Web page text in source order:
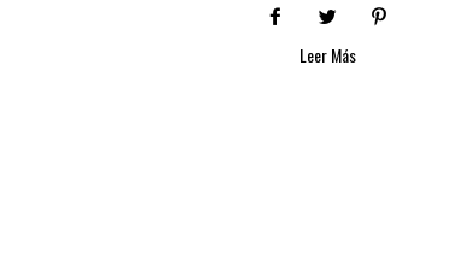
Leer Más